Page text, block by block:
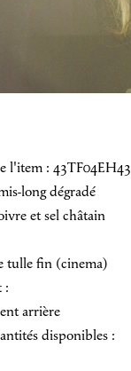
l'item : 43TF04EH43
long dégradé
et sel châtain
fin (cinema)
:
arrière
disponibles :